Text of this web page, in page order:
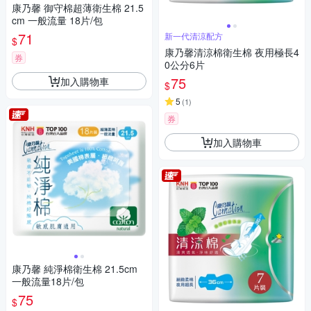
康乃馨 御守棉超薄衛生棉 21.5
cm 一般流量 18片/包
$71
券
加入購物車
康乃馨 純淨棉衛生棉 21.5cm
一般流量18片/包
$75
新一代清涼配方
康乃馨清涼棉衛生棉 夜用極長4
0公分6片
$75
5 (1)
券
加入購物車